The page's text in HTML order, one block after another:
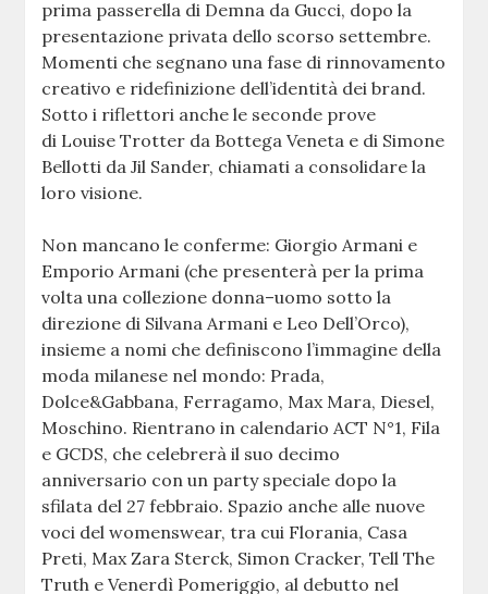
prima passerella di Demna da Gucci, dopo la
presentazione privata dello scorso settembre.
Momenti che segnano una fase di rinnovamento
creativo e ridefinizione dell’identità dei brand.
Sotto i riflettori anche le seconde prove
di Louise Trotter da Bottega Veneta e di Simone
Bellotti da Jil Sander, chiamati a consolidare la
loro visione.
Non mancano le conferme: Giorgio Armani e
Emporio Armani (che presenterà per la prima
volta una collezione donna–uomo sotto la
direzione di Silvana Armani e Leo Dell’Orco),
insieme a nomi che definiscono l’immagine della
moda milanese nel mondo: Prada,
Dolce&Gabbana, Ferragamo, Max Mara, Diesel,
Moschino. Rientrano in calendario ACT N°1, Fila
e GCDS, che celebrerà il suo decimo
anniversario con un party speciale dopo la
sfilata del 27 febbraio. Spazio anche alle nuove
voci del womenswear, tra cui Florania, Casa
Preti, Max Zara Sterck, Simon Cracker, Tell The
Truth e Venerdì Pomeriggio, al debutto nel